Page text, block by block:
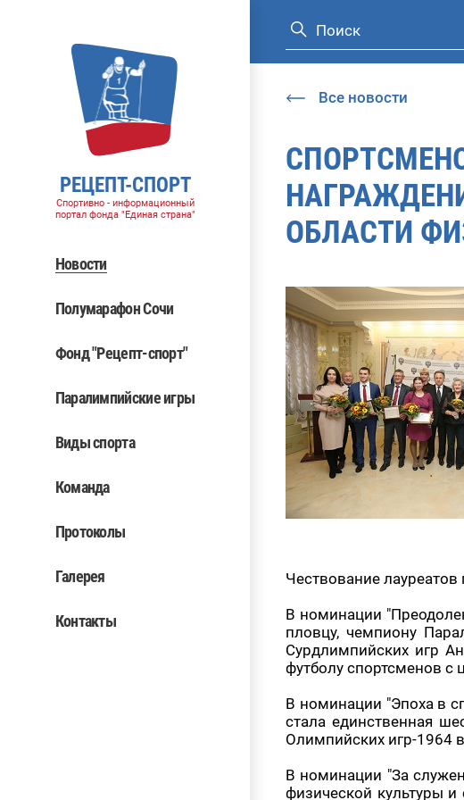
РЕЦЕПТ-СПОРТ
Спортивно - информационный
портал фонда "Единая страна"
Новости
Полумарафон Сочи
Фонд "Рецепт-спорт"
Паралимпийские игры
Виды спорта
Команда
Протоколы
Галерея
Контакты
Все новости
ОБЛАСТИ
Чествование
В номинации
пловцу, чемпиону
Сурдлимпийских игр
футболу спортсменов
В номинации "Эпоха в
стала единственная
Олимпийских игр-1964
В номинации "За
физической культуры